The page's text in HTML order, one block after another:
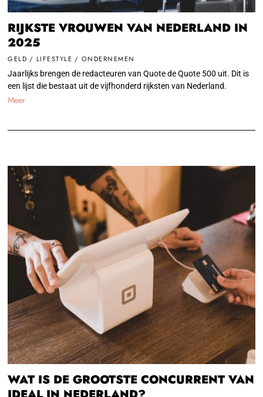
RIJKSTE VROUWEN VAN NEDERLAND IN
2025
GELD / LIFESTYLE / ONDERNEMEN
Jaarlijks brengen de redacteuren van Quote de Quote 500 uit. Dit is
een lijst die bestaat uit de vijfhonderd rijksten van Nederland.
Meer
WAT IS DE GROOTSTE CONCURRENT VAN